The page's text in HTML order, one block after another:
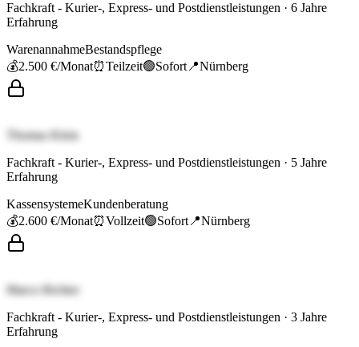
Fachkraft - Kurier-, Express- und Postdienstleistungen · 6 Jahre
Erfahrung
WarenannahmeBestandspflege
💰2.500 €/Monat⏰Teilzeit🟢Sofort 📍Nürnberg
Thomas Klein
Fachkraft - Kurier-, Express- und Postdienstleistungen · 5 Jahre
Erfahrung
KassensystemeKundenberatung
💰2.600 €/Monat⏰Vollzeit🟢Sofort 📍Nürnberg
Marco Richter
Fachkraft - Kurier-, Express- und Postdienstleistungen · 3 Jahre
Erfahrung